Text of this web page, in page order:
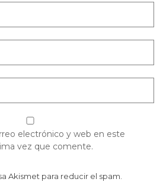
electrónico y web en este
vez que comente.
Akismet para reducir el spam.